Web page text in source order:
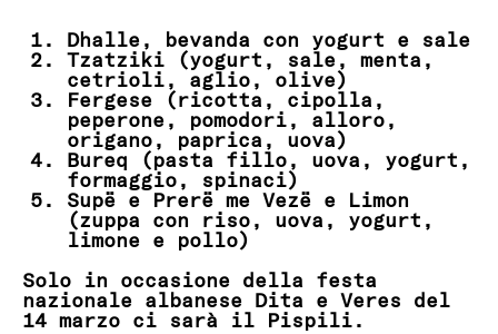
Dhalle, bevanda con yogurt e sale
Tzatziki (yogurt, sale, menta,
cetrioli, aglio, olive)
Fergese (ricotta, cipolla,
peperone, pomodori, alloro,
origano, paprica, uova)
Bureq (pasta fillo, uova, yogurt,
formaggio, spinaci)
Supë e Prerë me Vezë e Limon
(zuppa con riso, uova, yogurt,
limone e pollo)
Solo in occasione della festa
nazionale albanese Dita e Veres del
14 marzo ci sarà il Pispili.